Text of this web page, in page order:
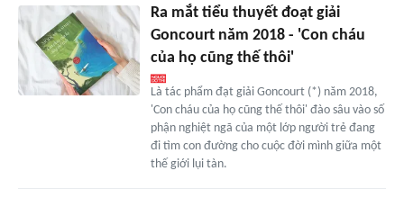
Ra mắt tiểu thuyết đoạt giải
Goncourt năm 2018 - 'Con cháu
của họ cũng thế thôi'
Là tác phẩm đạt giải Goncourt (*) năm 2018,
'Con cháu của họ cũng thế thôi' đào sâu vào số
phận nghiệt ngã của một lớp người trẻ đang
đi tìm con đường cho cuộc đời mình giữa một
thế giới lụi tàn.